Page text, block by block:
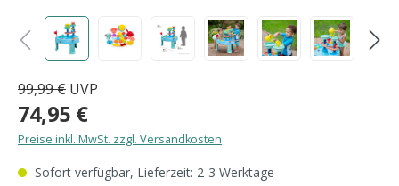
99,99 € UVP
74,95 €
Preise inkl. MwSt. zzgl. Versandkosten
Sofort verfügbar, Lieferzeit: 2-3 Werktage